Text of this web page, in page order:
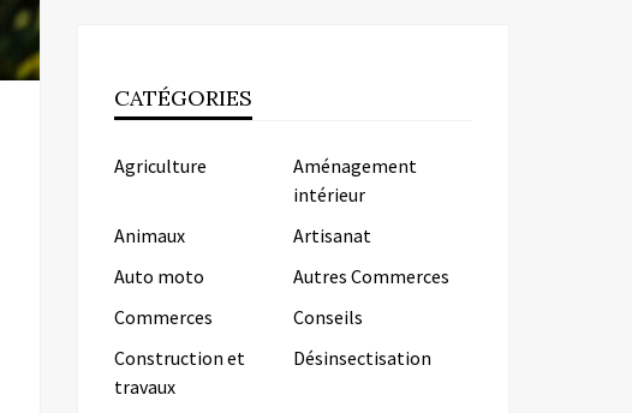
CATÉGORIES
Agriculture
Aménagement
intérieur
Animaux
Artisanat
Auto moto
Autres Commerces
Commerces
Conseils
Construction et
travaux
Désinsectisation